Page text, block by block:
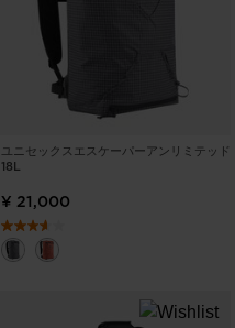
ユニセックスエスケーパーアンリミテッド
18L
¥ 21,000